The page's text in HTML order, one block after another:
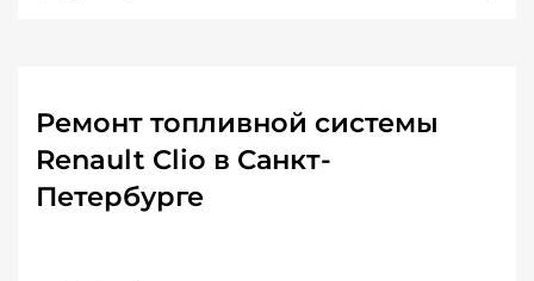
Ремонт топливной системы
Renault Clio в Санкт-
Петербурге